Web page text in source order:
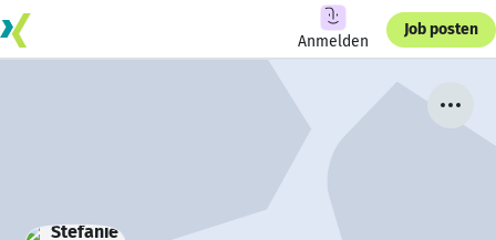
Anmelden
Job posten